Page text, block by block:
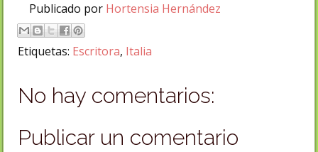
Publicado por Hortensia Hernández
Etiquetas: Escritora, Italia
No hay comentarios:
Publicar un comentario